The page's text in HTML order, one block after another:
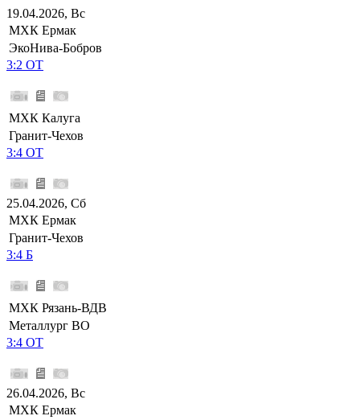
19.04.2026, Вс
МХК Ермак
ЭкоНива-Бобров
3:2 ОТ
МХК Калуга
Гранит-Чехов
3:4 ОТ
25.04.2026, Сб
МХК Ермак
Гранит-Чехов
3:4 Б
МХК Рязань-ВДВ
Металлург ВО
3:4 ОТ
26.04.2026, Вс
МХК Ермак